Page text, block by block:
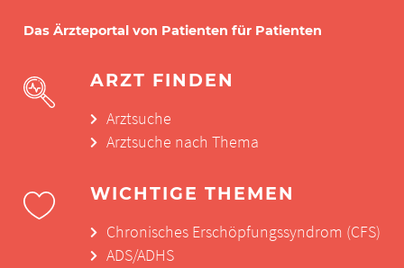
Das Ärzteportal von Patienten für Patienten
ARZT FINDEN
Arztsuche
Arztsuche nach Thema
WICHTIGE THEMEN
Chronisches Erschöpfungssyndrom (CFS)
ADS/ADHS